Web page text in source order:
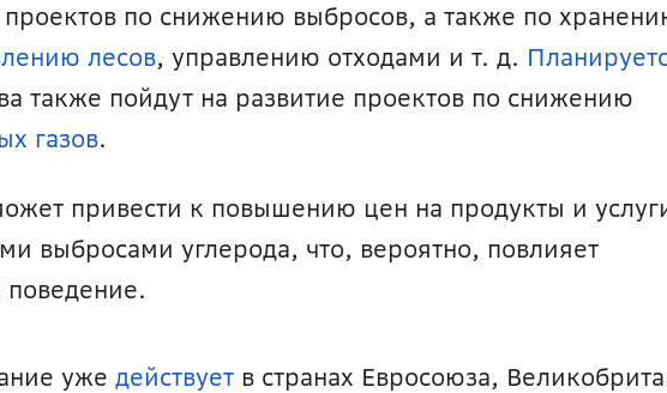
по снижению выбросов, а также по
лесов, управлению отходами и т. д.
также пойдут на развитие проектов по снижению
газов.
привести к повышению цен на продукты и
выбросами углерода, что, вероятно, повлияет
поведение.
уже действует в странах Евросоюза,